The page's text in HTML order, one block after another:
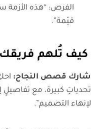
الفرص: “هذه الأزمة
قيّمة”.
كيف تُلهم فريقك
شارك قصص النجاح:
تحدياتٍ كبيرة، مع تفاصيلٍ
لإنهاء التصميم”.